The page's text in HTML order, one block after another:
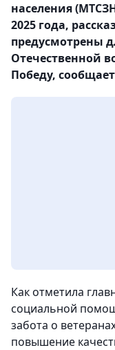
населения
2025 года,
предусмотрены
Отечественной
Победу,
Как отметила
социальной
забота о
повышение